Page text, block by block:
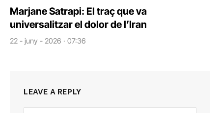
Marjane Satrapi: El traç que va
universalitzar el dolor de l’Iran
22 - juny - 2026 · 07:36
LEAVE A REPLY